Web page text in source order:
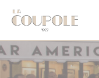
Personnalisation de vos